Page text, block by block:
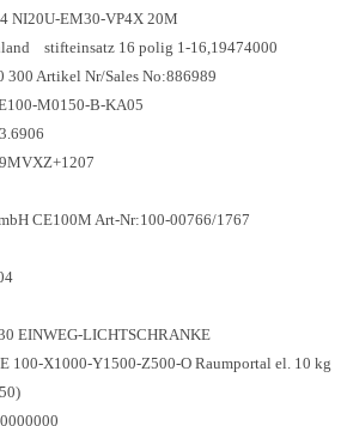
NI20U-EM30-VP4X 20M
stifteinsatz 16 polig
Artikel Nr/Sales No:886989
M0150-B-KA05
CE100M Art-Nr:100-00766/1767
EINWEG-LICHTSCHRANKE
100-X1000-Y1500-Z500-O Raumportal el. 10 kg